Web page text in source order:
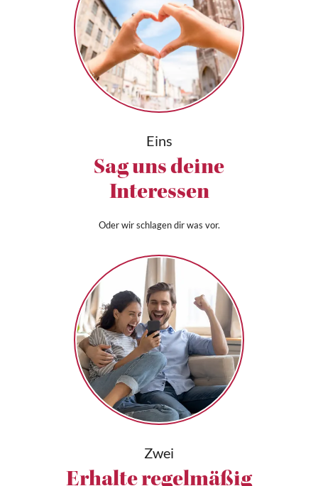
Eins
Sag uns deine
Interessen
Oder wir schlagen dir was vor.
Zwei
Erhalte regelmäßig